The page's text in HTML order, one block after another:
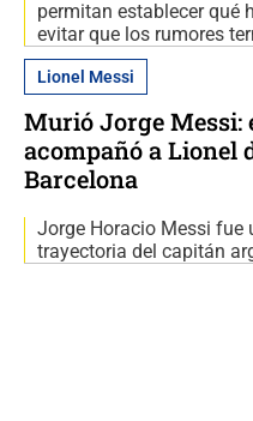
permitan establecer qué
evitar que los rumores
Lionel Messi
Murió Jorge Messi:
acompañó a Lionel
Barcelona
Jorge Horacio Messi fue
trayectoria del capitán